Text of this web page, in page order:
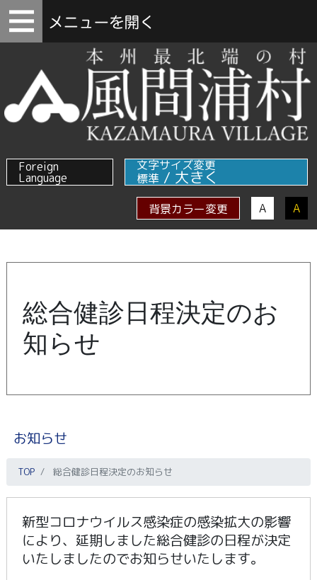
Foreign
Language
文字サイズ変更
標準 / 大きく
背景カラー変更 A A
総合健診日程決定のお
知らせ
お知らせ
TOP 総合健診日程決定のお知らせ
新型コロナウイルス感染症の感染拡大の影響
により、延期しました総合健診の日程が決定
いたしましたのでお知らせいたします。